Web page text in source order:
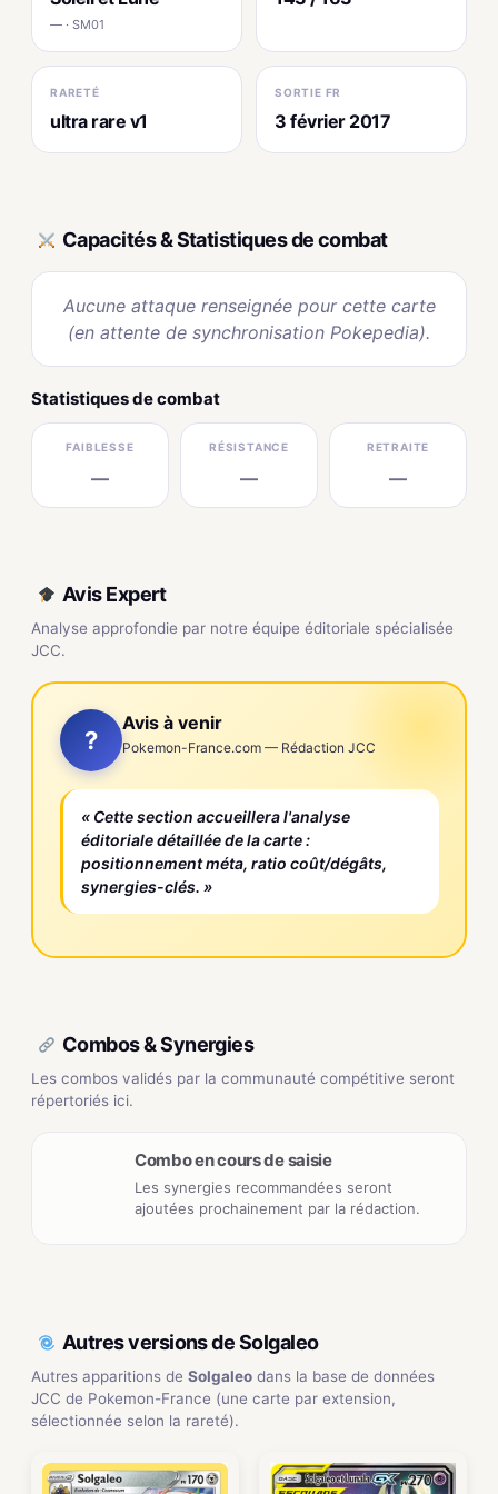
— · SM01
RARETÉ
ultra rare v1
SORTIE FR
3 février 2017
Capacités & Statistiques de combat
Aucune attaque renseignée pour cette carte
(en attente de synchronisation Pokepedia).
Statistiques de combat
FAIBLESSE
—
RÉSISTANCE
—
RETRAITE
—
Avis Expert
Analyse approfondie par notre équipe éditoriale spécialisée
JCC.
?
Avis à venir
Pokemon-France.com — Rédaction JCC
« Cette section accueillera l'analyse
éditoriale détaillée de la carte :
positionnement méta, ratio coût/dégâts,
synergies-clés. »
Combos & Synergies
Les combos validés par la communauté compétitive seront
répertoriés ici.
Combo en cours de saisie
Les synergies recommandées seront
ajoutées prochainement par la rédaction.
Autres versions de Solgaleo
Autres apparitions de Solgaleo dans la base de données
JCC de Pokemon-France (une carte par extension,
sélectionnée selon la rareté).